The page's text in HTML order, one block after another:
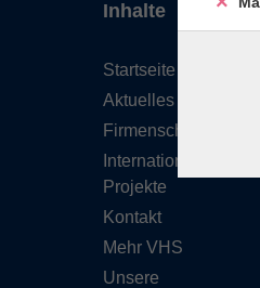
Inhalte
Startseite
Aktuelles
Firmenschulungen
Internationale
Projekte
Kontakt
Mehr VHS
Unsere